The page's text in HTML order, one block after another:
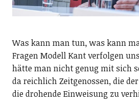
Was kann man tun, was kann
Fragen Modell Kant verfolgen
hätte man nicht genug mit sich
da reichlich Zeitgenossen, die
die drohende Einweisung zu